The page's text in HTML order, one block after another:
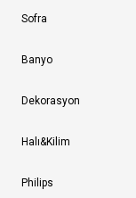
Sofra
Banyo
Dekorasyon
Halı&Kilim
Philips